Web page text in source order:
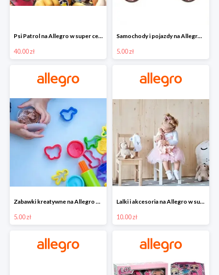
Psi Patrol na Allegro w super cenach od 40 zł
40.00 zł
Samochody i pojazdy na Allegro w super cenach od 5 zł
5.00 zł
Zabawki kreatywne na Allegro w super cenach od 5 zł
5.00 zł
Lalki i akcesoria na Allegro w super cenach od 10 zł
10.00 zł